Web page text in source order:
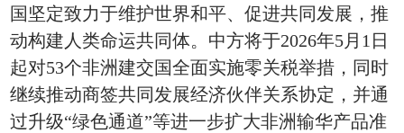
国坚定致力于维护世界和平、促进共同发展，推
动构建人类命运共同体。中方将于2026年5月1日
起对53个非洲建交国全面实施零关税举措，同时
继续推动商签共同发展经济伙伴关系协定，并通
过升级“绿色通道”等进一步扩大非洲输华产品准